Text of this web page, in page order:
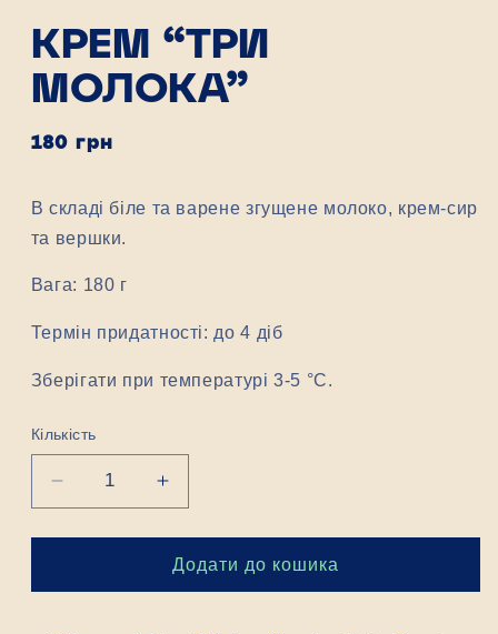
КРЕМ “ТРИ
МОЛОКА”
Звичайна
180 грн
В складі біле та варене згущене молоко, крем-сир
та вершки.
Вага: 180 г
Термін придатності: до 4 діб
Зберігати при температурі 3-5 °C.
Кількість
Знизити
кількість
для
“Три
Підвищити
кількість
для
Крем
“Три
Додати до кошика